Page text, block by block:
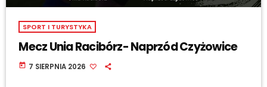
SPORT I TURYSTYKA
Mecz Unia Racibórz- Naprzód Czyżowice
today 7 SIERPNIA 2026